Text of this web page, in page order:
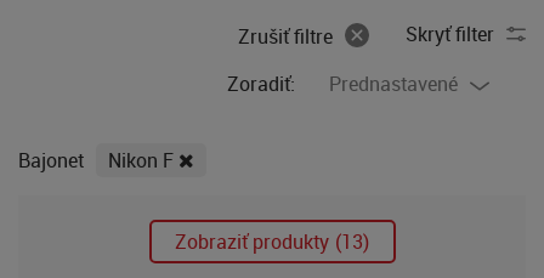
Zrušiť filtre
Skryť filter
Zoradiť:
Prednastavené
Zobraziť produkty (13)
Bajonet Nikon F